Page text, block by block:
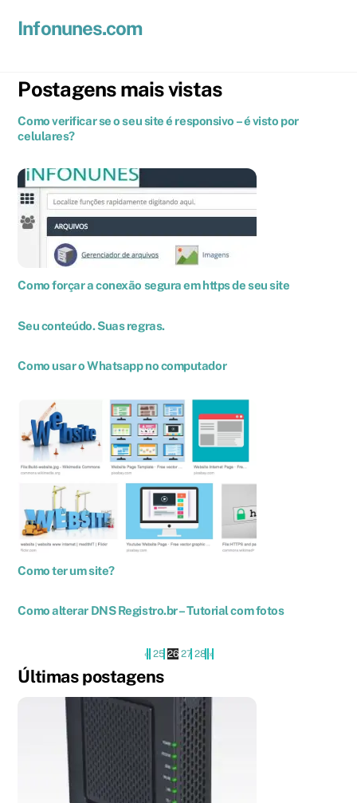
Infonunes.com
Postagens mais vistas
Como verificar se o seu site é responsivo – é visto por
celulares?
Como forçar a conexão segura em https de seu site
Seu conteúdo. Suas regras.
Como usar o Whatsapp no computador
Como ter um site?
Como alterar DNS Registro.br – Tutorial com fotos
«‹ 25 26 27 28›»
Últimas postagens